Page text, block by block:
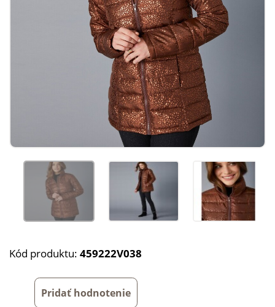
Kód produktu: 459222V038
Pridať hodnotenie